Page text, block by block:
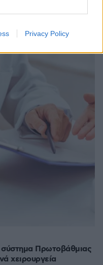
Privacy Policy
σύστημα Πρωτοβάθμιας
χειρουργεία